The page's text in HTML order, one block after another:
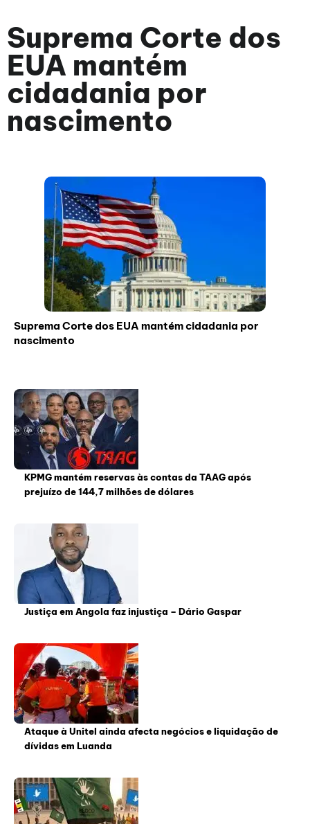
Suprema Corte dos
EUA mantém
cidadania por
nascimento
Suprema Corte dos EUA mantém cidadania por
nascimento
KPMG mantém reservas às contas da TAAG após
prejuízo de 144,7 milhões de dólares
Justiça em Angola faz injustiça – Dário Gaspar
Ataque à Unitel ainda afecta negócios e liquidação de
dívidas em Luanda